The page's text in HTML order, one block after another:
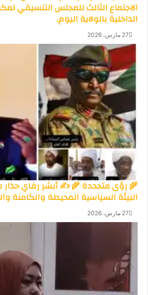
الاجتماع الثالث للمجلس التنسيقي
الداخلية بالولاية اليوم.
27 مارس، 2026
🌾 رؤى متجددة 🌾 ✍️ أبشر رفاي
البيئة السياسية المحيطة والكامنة
27 مارس، 2026